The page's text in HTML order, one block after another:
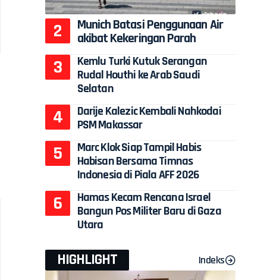
Munich Batasi Penggunaan Air
akibat Kekeringan Parah
Kemlu Turki Kutuk Serangan
Rudal Houthi ke Arab Saudi
Selatan
Darije Kalezic Kembali Nahkodai
PSM Makassar
Marc Klok Siap Tampil Habis
Habisan Bersama Timnas
Indonesia di Piala AFF 2026
Hamas Kecam Rencana Israel
Bangun Pos Militer Baru di Gaza
Utara
HIGHLIGHT Indeks